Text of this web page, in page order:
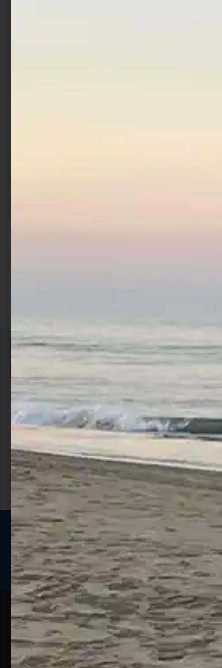
ISCRIVITI E RICEVI 3,50€ DI
SCONTO >
Per ogni acquisto accumuli ulteriori
punti;
Utilizza i punti per ricevere uno
sconto;
I punti sono indicati nella pagina
prodotto;
Seguici sui social
Web
Pesca
Un portale
pensato
per gli
Esperienze
Guide
sulla
pesca
sportiva
Assistenza
Clienti
Siamo
Contatti
Assistenza
Ecommerce